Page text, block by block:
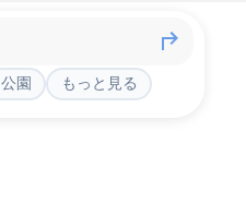
公園 もっと見る